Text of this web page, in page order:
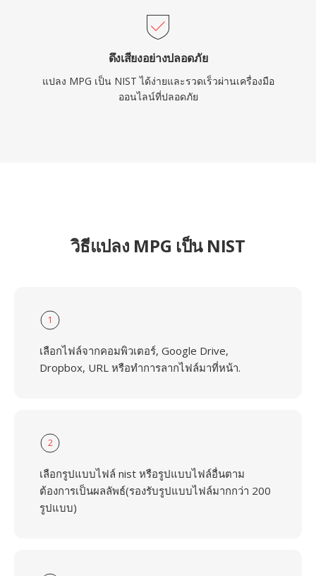
ดึงเสียงอย่างปลอดภัย
แปลง MPG เป็น NIST ได้ง่ายและรวดเร็วผ่านเครื่องมือ
ออนไลน์ที่ปลอดภัย
วิธีแปลง MPG เป็น NIST
1
เลือกไฟล์จากคอมพิวเตอร์, Google Drive,
Dropbox, URL หรือทำการลากไฟล์มาที่หน้า.
2
เลือกรูปแบบไฟล์ nist หรือรูปแบบไฟล์อื่นตาม
ต้องการเป็นผลลัพธ์(รองรับรูปแบบไฟล์มากกว่า 200
รูปแบบ)